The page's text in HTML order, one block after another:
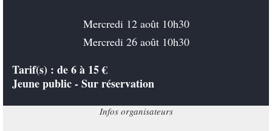
Mercredi 12 août 10h30
Mercredi 26 août 10h30
Tarif(s) : de 6 à 15 €
Jeune public - Sur réservation
Infos organisateurs